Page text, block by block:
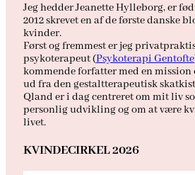
Jeg hedder Jeanette Hylleborg, er
2012 skrevet en af de første danske
kvinder.
Først og fremmest er jeg
psykoterapeut (Psykoterapi Gentofte
kommende forfatter med en mission
ud fra den gestaltterapeutisk
Qland er i dag centreret om mit liv
personlig udvikling og om at være
livet.
KVINDECIRKEL 2026